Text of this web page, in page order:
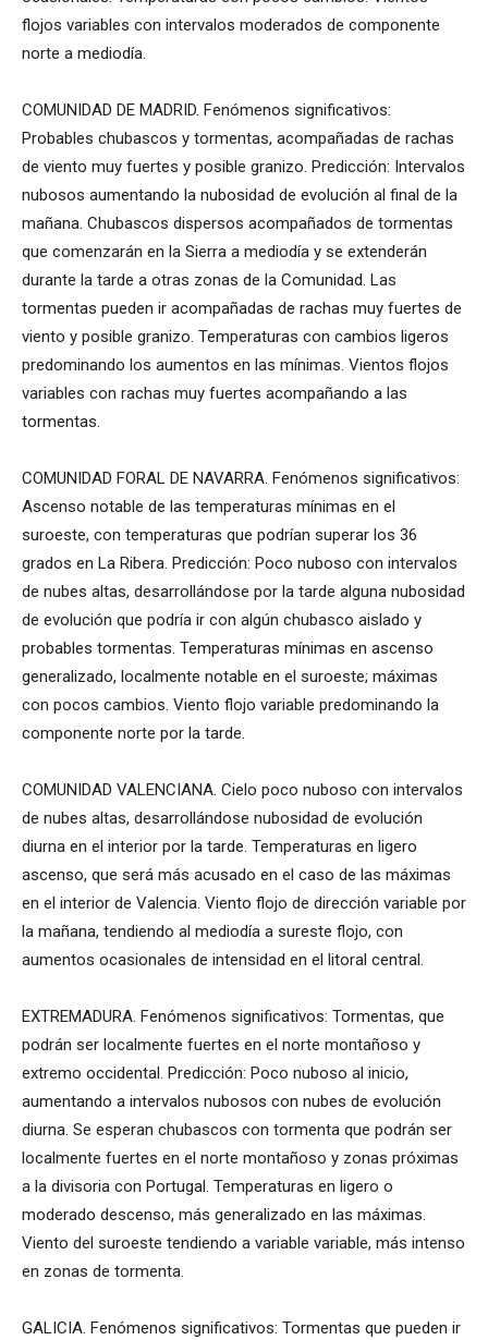
flojos variables con intervalos moderados de componente
norte a mediodía.
COMUNIDAD DE MADRID. Fenómenos significativos:
Probables chubascos y tormentas, acompañadas de rachas
de viento muy fuertes y posible granizo. Predicción: Intervalos
nubosos aumentando la nubosidad de evolución al final de la
mañana. Chubascos dispersos acompañados de tormentas
que comenzarán en la Sierra a mediodía y se extenderán
durante la tarde a otras zonas de la Comunidad. Las
tormentas pueden ir acompañadas de rachas muy fuertes de
viento y posible granizo. Temperaturas con cambios ligeros
predominando los aumentos en las mínimas. Vientos flojos
variables con rachas muy fuertes acompañando a las
tormentas.
COMUNIDAD FORAL DE NAVARRA. Fenómenos significativos:
Ascenso notable de las temperaturas mínimas en el
suroeste, con temperaturas que podrían superar los 36
grados en La Ribera. Predicción: Poco nuboso con intervalos
de nubes altas, desarrollándose por la tarde alguna nubosidad
de evolución que podría ir con algún chubasco aislado y
probables tormentas. Temperaturas mínimas en ascenso
generalizado, localmente notable en el suroeste; máximas
con pocos cambios. Viento flojo variable predominando la
componente norte por la tarde.
COMUNIDAD VALENCIANA. Cielo poco nuboso con intervalos
de nubes altas, desarrollándose nubosidad de evolución
diurna en el interior por la tarde. Temperaturas en ligero
ascenso, que será más acusado en el caso de las máximas
en el interior de Valencia. Viento flojo de dirección variable por
la mañana, tendiendo al mediodía a sureste flojo, con
aumentos ocasionales de intensidad en el litoral central.
EXTREMADURA. Fenómenos significativos: Tormentas, que
podrán ser localmente fuertes en el norte montañoso y
extremo occidental. Predicción: Poco nuboso al inicio,
aumentando a intervalos nubosos con nubes de evolución
diurna. Se esperan chubascos con tormenta que podrán ser
localmente fuertes en el norte montañoso y zonas próximas
a la divisoria con Portugal. Temperaturas en ligero o
moderado descenso, más generalizado en las máximas.
Viento del suroeste tendiendo a variable variable, más intenso
en zonas de tormenta.
GALICIA. Fenómenos significativos: Tormentas que pueden ir